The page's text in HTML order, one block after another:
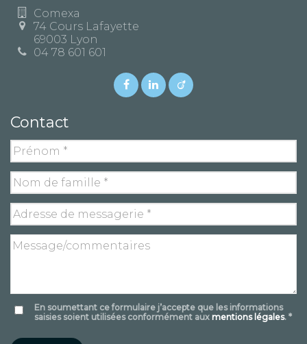
Comexa
74 Cours Lafayette
69003 Lyon
04 78 601 601
Contact
En soumettant ce formulaire j’accepte que les informations
saisies soient utilisées conformément auxmentions légales. *